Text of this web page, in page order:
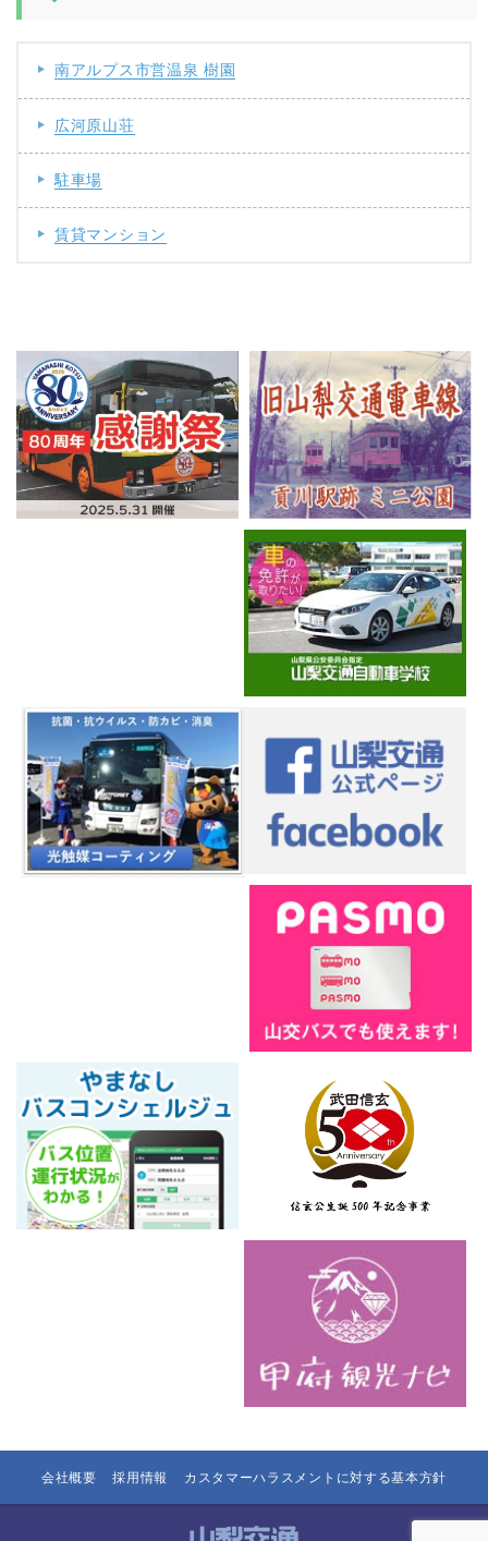
南アルプス市営温泉 樹園
広河原山荘
駐車場
賃貸マンション
会社概要 採用情報 カスタマーハラスメントに対する基本方針